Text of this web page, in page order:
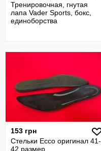
Тренировочная, гнутая
лапа Vader Sports, бокс,
единоборства
153 грн
Стельки Ecco оригинал 41-
42 размер